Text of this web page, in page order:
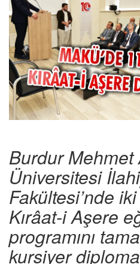
Burdur Mehmet
Üniversitesi
Fakültesi’nde
Kırâat-i Aşere
programını
kursiyer